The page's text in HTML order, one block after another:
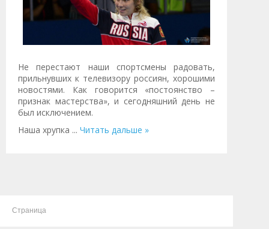
Не перестают наши спортсмены радовать,
прильнувших к телевизору россиян, хорошими
новостями. Как говорится «постоянство –
признак мастерства», и сегодняшний день не
был исключением.
Наша хрупка ... Читать дальше »
Страница